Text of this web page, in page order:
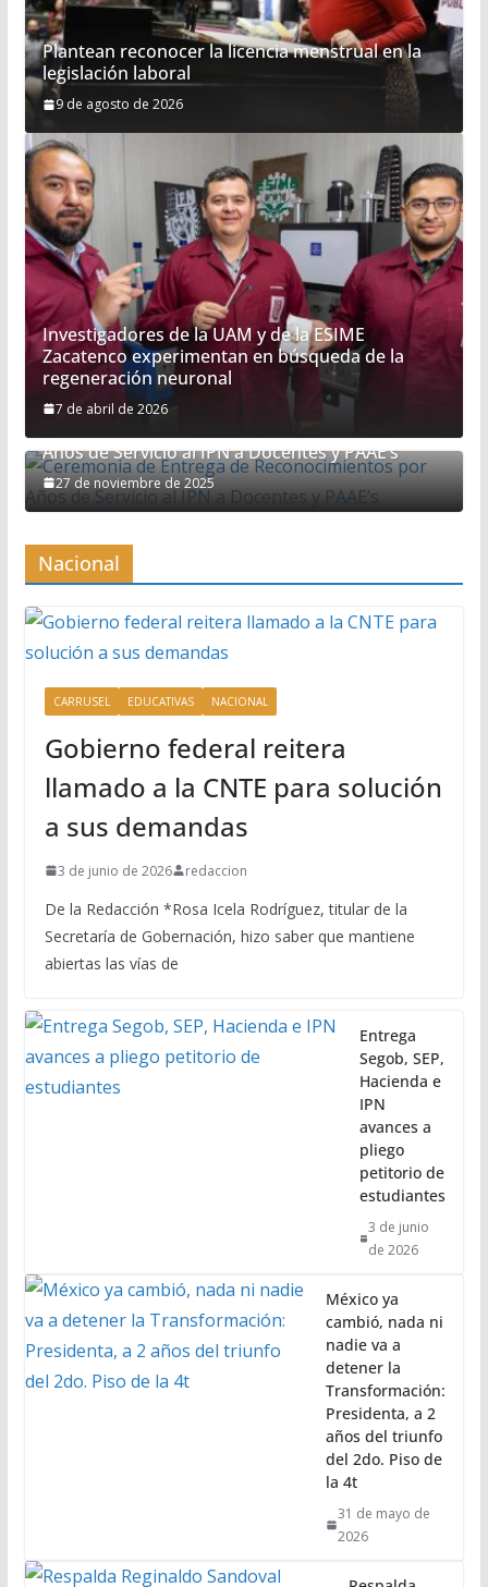
Plantean reconocer la licencia menstrual en la
legislación laboral
9 de agosto de 2026
Investigadores de la UAM y de la ESIME
Zacatenco experimentan en búsqueda de la
regeneración neuronal
7 de abril de 2026
Años de Servicio al IPN a Docentes y PAAE’s
27 de noviembre de 2025
Nacional
CARRUSEL EDUCATIVAS NACIONAL
Gobierno federal reitera
llamado a la CNTE para solución
a sus demandas
3 de junio de 2026 redaccion
De la Redacción *Rosa Icela Rodríguez, titular de la
Secretaría de Gobernación, hizo saber que mantiene
abiertas las vías de
Entrega
Segob, SEP,
Hacienda e
IPN
avances a
pliego
petitorio de
estudiantes
3 de junio
de 2026
México ya
cambió, nada ni
nadie va a
detener la
Transformación:
Presidenta, a 2
años del triunfo
del 2do. Piso de
la 4t
31 de mayo de
2026